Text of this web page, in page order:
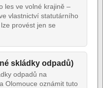
les ve volné krajině –
vlastnictví statutárního
provést jen se
skládky odpadů)
odpadů na
Olomouce oznámit tuto